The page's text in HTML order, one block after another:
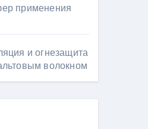
применения
и огнезащита
волокном